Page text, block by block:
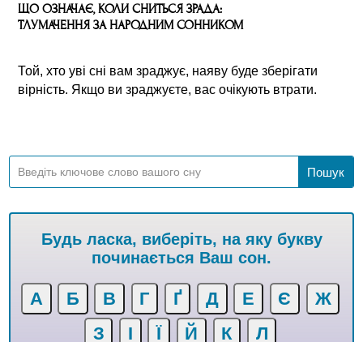
ЩО ОЗНАЧАЄ, КОЛИ СНИТЬСЯ ЗРАДА:
ТЛУМАЧЕННЯ ЗА НАРОДНИМ СОННИКОМ
Той, хто уві сні вам зраджує, наяву буде зберігати
вірність. Якщо ви зраджуєте, вас очікують втрати.
Будь ласка, виберіть, на яку букву
починається Ваш сон.
А Б В Г Ґ Д Е Є
Ж
З
І Ї Й К Л